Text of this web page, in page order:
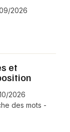
2026
et
2026
des mots -